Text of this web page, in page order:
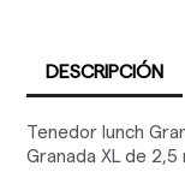
DESCRIPCIÓN
Tenedor lunch
Granada XL de